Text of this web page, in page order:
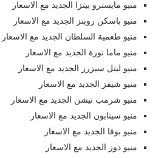
منيو مايسترو بيتزا الجديد مع الاسعار
منيو باسكن روبنز الجديد مع الاسعار
منيو طعمية السلطان الجديد مع الاسعار
منيو ماما نورة الجديد مع الاسعار
منيو ليتل سيزرز الجديد مع الاسعار
منيو شيفز الجديد مع الاسعار
منيو شرمب نيشن الجديد مع الاسعار
منيو سينابون الجديد مع الاسعار
منيو بوقا الجديد مع الاسعار
منيو دوز الجديد مع الاسعار